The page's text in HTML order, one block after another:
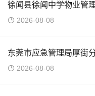
徐闻县徐闻中学物业管
2026-08-08
东莞市应急管理局厚街
2026-08-08